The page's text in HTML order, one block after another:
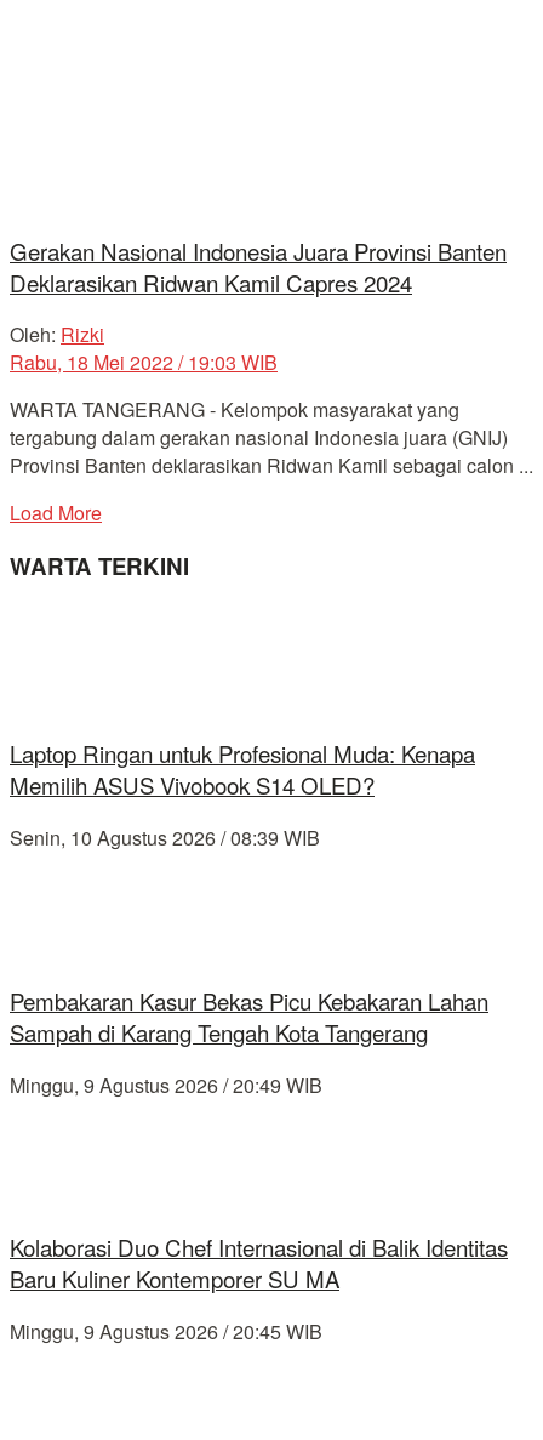
Gerakan Nasional Indonesia Juara Provinsi Banten
Deklarasikan Ridwan Kamil Capres 2024
Oleh: Rizki
Rabu, 18 Mei 2022 / 19:03 WIB
WARTA TANGERANG - Kelompok masyarakat yang
tergabung dalam gerakan nasional Indonesia juara (GNIJ)
Provinsi Banten deklarasikan Ridwan Kamil sebagai calon ...
Load More
WARTA TERKINI
Laptop Ringan untuk Profesional Muda: Kenapa
Memilih ASUS Vivobook S14 OLED?
Senin, 10 Agustus 2026 / 08:39 WIB
Pembakaran Kasur Bekas Picu Kebakaran Lahan
Sampah di Karang Tengah Kota Tangerang
Minggu, 9 Agustus 2026 / 20:49 WIB
Kolaborasi Duo Chef Internasional di Balik Identitas
Baru Kuliner Kontemporer SU MA
Minggu, 9 Agustus 2026 / 20:45 WIB